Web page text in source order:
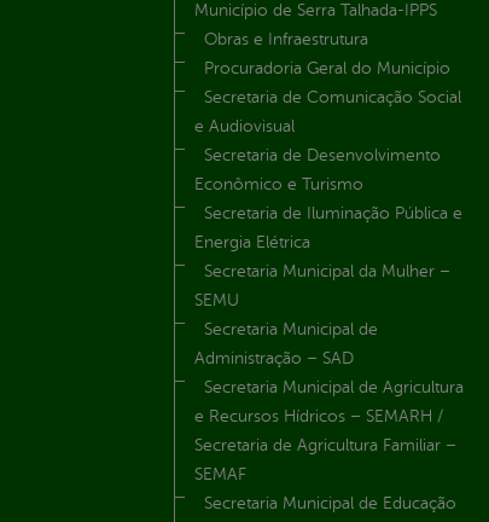
Município de Serra Talhada-IPPS
Obras e Infraestrutura
Procuradoria Geral do Município
Secretaria de Comunicação Social
e Audiovisual
Secretaria de Desenvolvimento
Econômico e Turismo
Secretaria de Iluminação Pública e
Energia Elétrica
Secretaria Municipal da Mulher –
SEMU
Secretaria Municipal de
Administração – SAD
Secretaria Municipal de Agricultura
e Recursos Hídricos – SEMARH /
Secretaria de Agricultura Familiar –
SEMAF
Secretaria Municipal de Educação